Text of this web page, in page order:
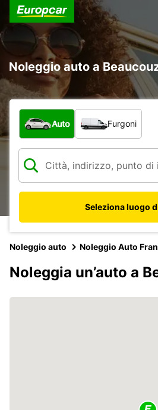
Noleggio auto a
Scegli la tipologia di veicolo:
Auto Furgoni
Seleziona luogo
Noleggio auto Noleggio Auto
Noleggia un’auto a